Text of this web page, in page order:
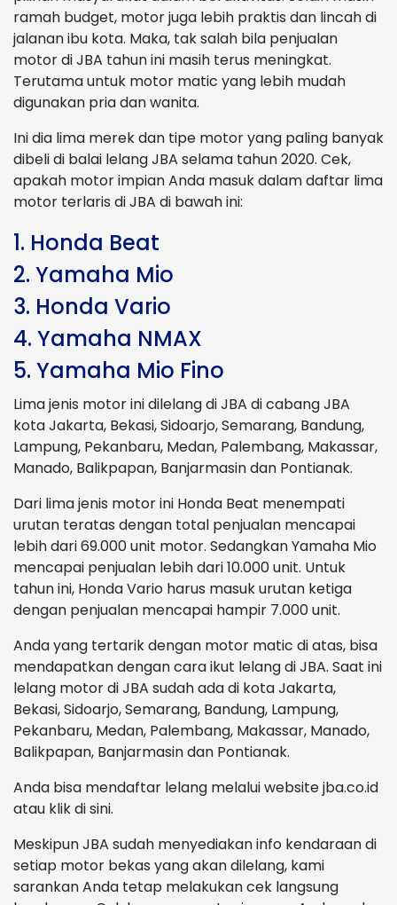
ramah budget, motor juga lebih praktis dan lincah di
jalanan ibu kota. Maka, tak salah bila penjualan
motor di JBA tahun ini masih terus meningkat.
Terutama untuk motor matic yang lebih mudah
digunakan pria dan wanita.
Ini dia lima merek dan tipe motor yang paling banyak
dibeli di balai lelang JBA selama tahun 2020. Cek,
apakah motor impian Anda masuk dalam daftar lima
motor terlaris di JBA di bawah ini:
1. Honda Beat
2. Yamaha Mio
3. Honda Vario
4. Yamaha NMAX
5. Yamaha Mio Fino
Lima jenis motor ini dilelang di JBA di cabang JBA
kota Jakarta, Bekasi, Sidoarjo, Semarang, Bandung,
Lampung, Pekanbaru, Medan, Palembang, Makassar,
Manado, Balikpapan, Banjarmasin dan Pontianak.
Dari lima jenis motor ini Honda Beat menempati
urutan teratas dengan total penjualan mencapai
lebih dari 69.000 unit motor. Sedangkan Yamaha Mio
mencapai penjualan lebih dari 10.000 unit. Untuk
tahun ini, Honda Vario harus masuk urutan ketiga
dengan penjualan mencapai hampir 7.000 unit.
Anda yang tertarik dengan motor matic di atas, bisa
mendapatkan dengan cara ikut lelang di JBA. Saat ini
lelang motor di JBA sudah ada di kota Jakarta,
Bekasi, Sidoarjo, Semarang, Bandung, Lampung,
Pekanbaru, Medan, Palembang, Makassar, Manado,
Balikpapan, Banjarmasin dan Pontianak.
Anda bisa mendaftar lelang melalui website jba.co.id
atau klik di sini.
Meskipun JBA sudah menyediakan info kendaraan di
setiap motor bekas yang akan dilelang, kami
sarankan Anda tetap melakukan cek langsung